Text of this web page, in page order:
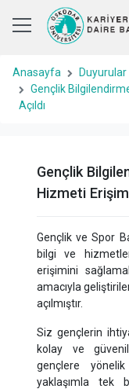
Anasayfa
Duyurular
Gençlik
Açıldı
Gençlik
Hizmeti
Gençlik ve Spor
bilgi ve
erişimini
amacıyla
açılmıştır.
Siz gençlerin
kolay ve
gençlere
yaklaşımla tek